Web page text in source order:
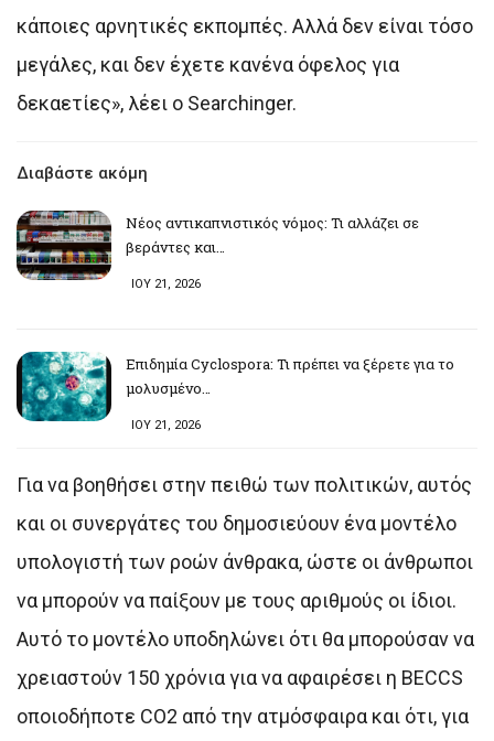
κάποιες αρνητικές εκπομπές. Αλλά δεν είναι τόσο
μεγάλες, και δεν έχετε κανένα όφελος για
δεκαετίες», λέει ο Searchinger.
Διαβάστε ακόμη
Νέος αντικαπνιστικός νόμος: Τι αλλάζει σε
βεράντες και…
ΙΟΥ 21, 2026
Επιδημία Cyclospora: Τι πρέπει να ξέρετε για το
μολυσμένο…
ΙΟΥ 21, 2026
Για να βοηθήσει στην πειθώ των πολιτικών, αυτός
και οι συνεργάτες του δημοσιεύουν ένα μοντέλο
υπολογιστή των ροών άνθρακα, ώστε οι άνθρωποι
να μπορούν να παίξουν με τους αριθμούς οι ίδιοι.
Αυτό το μοντέλο υποδηλώνει ότι θα μπορούσαν να
χρειαστούν 150 χρόνια για να αφαιρέσει η BECCS
οποιοδήποτε CO2 από την ατμόσφαιρα και ότι, για